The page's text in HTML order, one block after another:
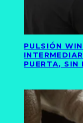
PULSIÓN
PUERTA, SIN